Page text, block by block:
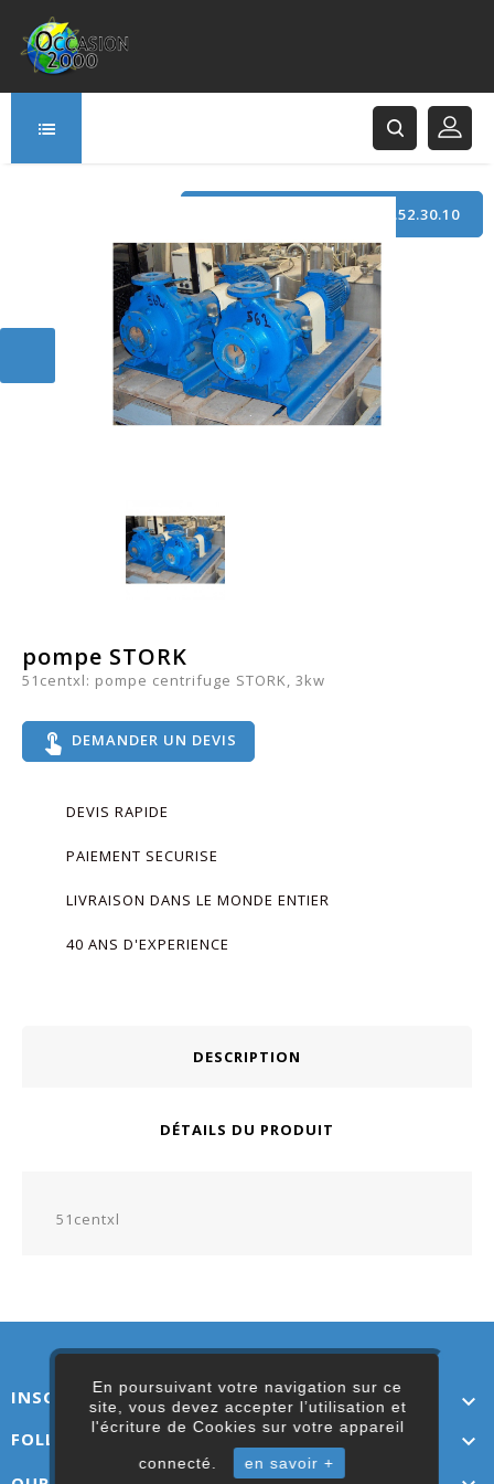
En poursuivant votre navigation sur ce
site, vous devez accepter l’utilisation et
l'écriture de Cookies sur votre appareil
connecté. en savoir +
TÉLÉPHONE : +33 (0)3.21.52.30.10
166 Rue Principale
62120 Saint-Hilaire-Cottes
pompe STORK
51centxl: pompe centrifuge STORK, 3kw
touch_app DEMANDER UN DEVIS
DEVIS RAPIDE
PAIEMENT SECURISE
LIVRAISON DANS LE MONDE ENTIER
40 ANS D'EXPERIENCE
DESCRIPTION
DÉTAILS DU PRODUIT
51centxl
INSCRIVEZ-VOUS ICI 
FOLLOW US 